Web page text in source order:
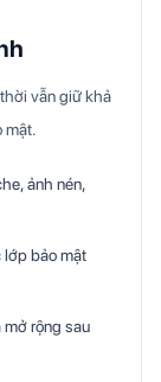
vẫn giữ khả
mật.
ảnh nén,
lớp bảo mật
mở rộng sau